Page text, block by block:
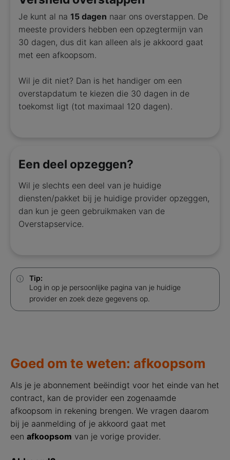
Je kunt al na 15 dagen naar ons overstappen. De
meeste providers hebben een opzegtermijn van
30 dagen, dus dit kan alleen als je akkoord gaat
met een afkoopsom.
Wil je dit niet? Dan is het handiger om een
overstapdatum te kiezen die 30 dagen in de
toekomst ligt (tot maximaal 120 dagen).
Een deel opzeggen?
Wil je slechts een deel van je huidige
diensten/pakket bij je huidige provider opzeggen,
dan kun je geen gebruikmaken van de
Overstapservice.
Tip:
Log in op je persoonlijke pagina van je huidige
provider en zoek deze gegevens op.
Goed om te weten: afkoopsom
Als je je abonnement beëindigt voor het einde van het
contract, kan de provider een zogenaamde
afkoopsom in rekening brengen. We vragen daarom
bij je aanmelding of je akkoord gaat met
een afkoopsom van je vorige provider.